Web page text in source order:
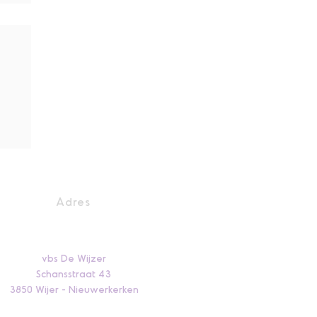
Adres
vbs De Wijzer
Schansstraat 43
3850 Wijer - Nieuwerkerken